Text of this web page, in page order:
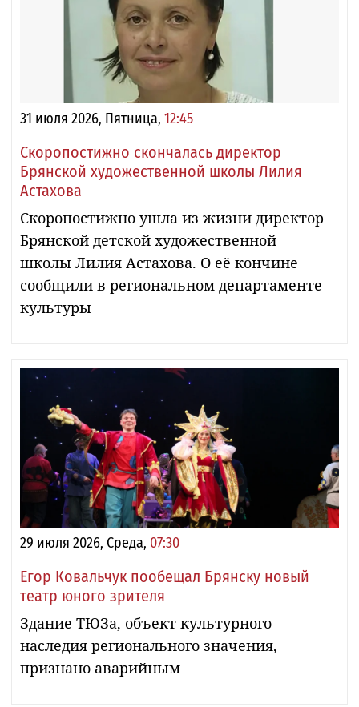
31 июля 2026, Пятница, 12:45
Скоропостижно скончалась директор
Брянской художественной школы Лилия
Астахова
Скоропостижно ушла из жизни директор
Брянской детской художественной
школы Лилия Астахова. О её кончине
сообщили в региональном департаменте
культуры
29 июля 2026, Среда, 07:30
Егор Ковальчук пообещал Брянску новый
театр юного зрителя
Здание ТЮЗа, объект культурного
наследия регионального значения,
признано аварийным